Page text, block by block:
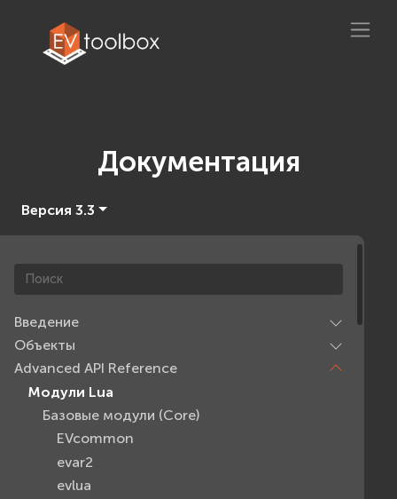
Документация
Версия 3.3
Введение
Объекты
Advanced API Reference
Модули Lua
Базовые модули (Core)
EVcommon
evar2
evlua